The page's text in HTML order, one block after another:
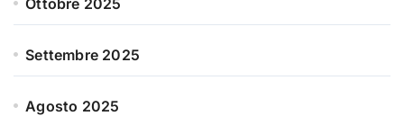
Settembre 2025
Agosto 2025